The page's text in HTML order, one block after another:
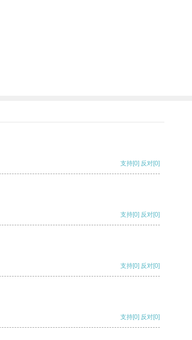
支持[0] 反对[0]
支持[0] 反对[0]
支持[0] 反对[0]
支持[0] 反对[0]